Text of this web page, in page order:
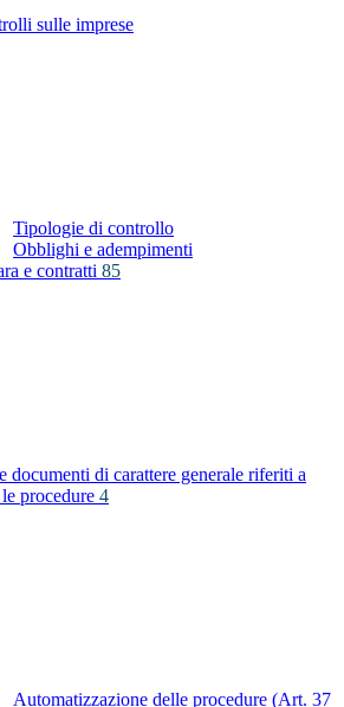
sulle imprese
Tipologie di controllo
Obblighi e adempimenti
e contratti 85
documenti di carattere generale riferiti a
procedure 4
Automatizzazione delle procedure (Art. 37